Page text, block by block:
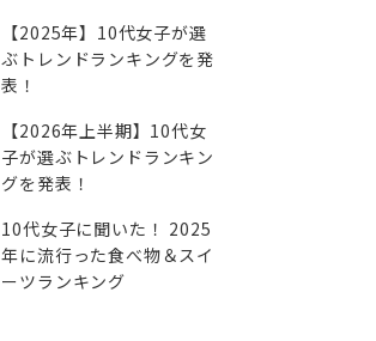
【2025年】10代女子が選
ぶトレンドランキングを発
表！
【2026年上半期】10代女
子が選ぶトレンドランキン
グを発表！
10代女子に聞いた！ 2025
年に流行った食べ物＆スイ
ーツランキング